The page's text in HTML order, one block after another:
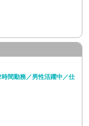
時間勤務／男性活躍中／仕